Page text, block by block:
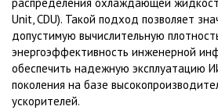
Unit, CDU). Такой подход позволяет
допустимую вычислительную
энергоэффективность инженерной
обеспечить надежную эксплуатацию
поколения на базе
ускорителей.